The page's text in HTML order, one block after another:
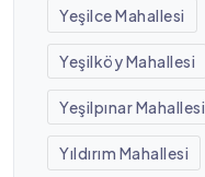
Yeşilce Mahallesi
Yeşilköy Mahallesi
Yeşilpınar Mahallesi
Yıldırım Mahallesi